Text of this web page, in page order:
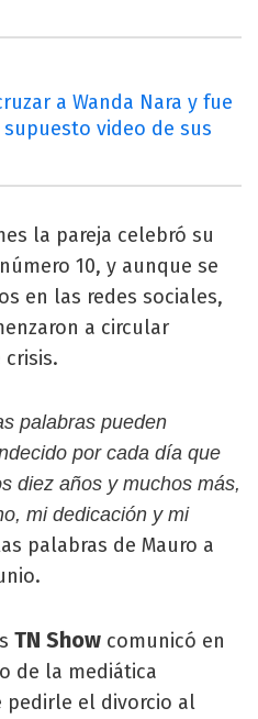
a Wanda Nara y fue
video de sus
la pareja celebró su
10, y aunque se
en las redes sociales,
a circular
palabras pueden
por cada día que
diez años y muchos más,
mi dedicación y mi
palabras de Mauro a
TN Show comunicó en
de la mediática
pedirle el divorcio al